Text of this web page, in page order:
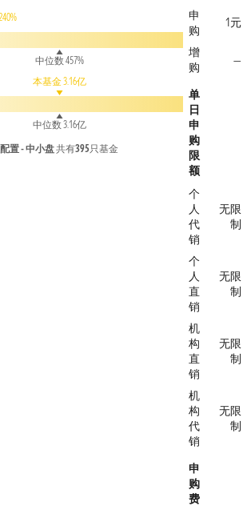
中位数 457%
本基金 3.16亿
中位数 3.16亿
置 - 中小盘共有395只基金
申
购
1元
增
购
—
单
日
申
购
限
额
个
人
代
销
无限
制
个
人
直
销
无限
制
机
构
直
销
无限
制
机
构
代
销
无限
制
申
购
费